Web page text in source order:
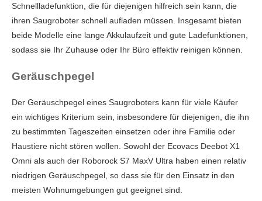
Schnellladefunktion, die für diejenigen hilfreich sein kann, die
ihren Saugroboter schnell aufladen müssen. Insgesamt bieten
beide Modelle eine lange Akkulaufzeit und gute Ladefunktionen,
sodass sie Ihr Zuhause oder Ihr Büro effektiv reinigen können.
Geräuschpegel
Der Geräuschpegel eines Saugroboters kann für viele Käufer
ein wichtiges Kriterium sein, insbesondere für diejenigen, die ihn
zu bestimmten Tageszeiten einsetzen oder ihre Familie oder
Haustiere nicht stören wollen. Sowohl der Ecovacs Deebot X1
Omni als auch der Roborock S7 MaxV Ultra haben einen relativ
niedrigen Geräuschpegel, so dass sie für den Einsatz in den
meisten Wohnumgebungen gut geeignet sind.